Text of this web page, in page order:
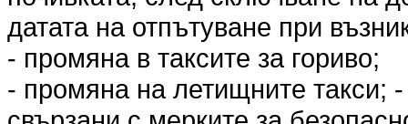
датата на отпътуване при
- промяна в таксите за гориво;
- промяна на летищните такси;